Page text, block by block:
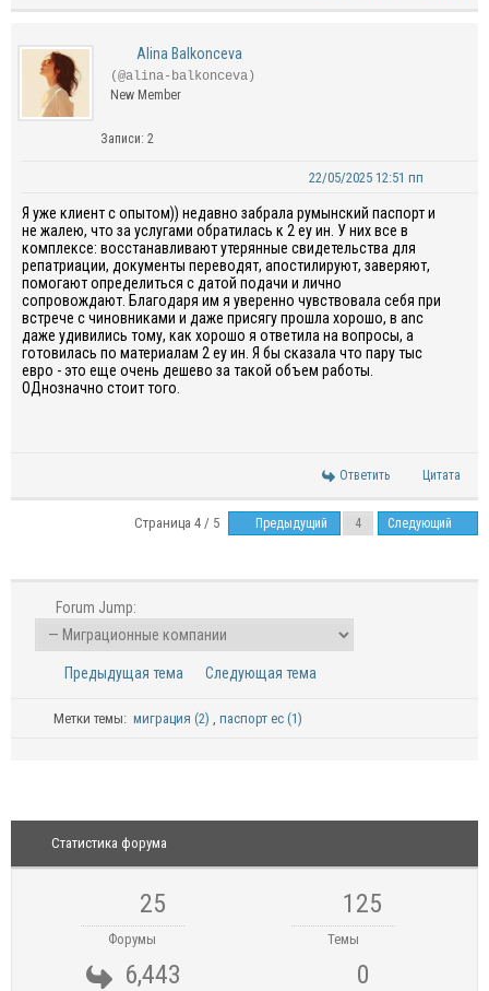
Alina Balkonceva
(@alina-balkonceva)
New Member
Записи: 2
22/05/2025 12:51 пп
Я уже клиент с опытом)) недавно забрала румынский паспорт и
не жалею, что за услугами обратилась к 2 еу ин. У них все в
комплексе: восстанавливают утерянные свидетельства для
репатриации, документы переводят, апостилируют, заверяют,
помогают определиться с датой подачи и лично
сопровождают. Благодаря им я уверенно чувствовала себя при
встрече с чиновниками и даже присягу прошла хорошо, в anc
даже удивились тому, как хорошо я ответила на вопросы, а
готовилась по материалам 2 еу ин. Я бы сказала что пару тыс
евро - это еще очень дешево за такой объем работы.
ОДнозначно стоит того.
Ответить Цитата
Страница 4 / 5 Предыдущий Следующий
Forum Jump:
Предыдущая тема Следующая тема
Метки темы: миграция (2), паспорт ес (1)
Статистика форума
25
Форумы
125
Темы
6,443 0